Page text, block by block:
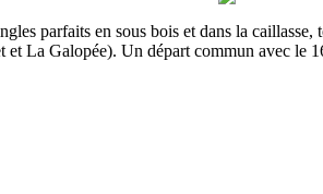
parfaits en sous bois et dans la
La Galopée). Un départ commun avec le